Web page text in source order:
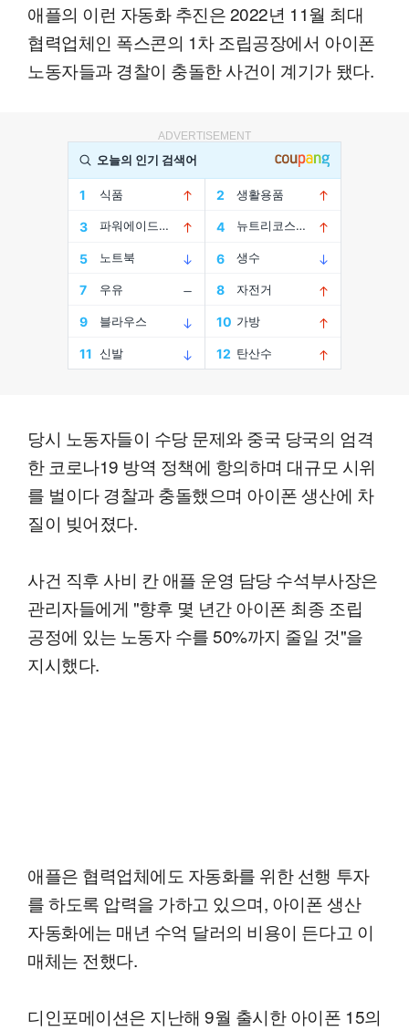
애플의 이런 자동화 추진은 2022년 11월 최대
협력업체인 폭스콘의 1차 조립공장에서 아이폰
노동자들과 경찰이 충돌한 사건이 계기가 됐다.
ADVERTISEMENT
당시 노동자들이 수당 문제와 중국 당국의 엄격
한 코로나19 방역 정책에 항의하며 대규모 시위
를 벌이다 경찰과 충돌했으며 아이폰 생산에 차
질이 빚어졌다.
사건 직후 사비 칸 애플 운영 담당 수석부사장은
관리자들에게 "향후 몇 년간 아이폰 최종 조립
공정에 있는 노동자 수를 50%까지 줄일 것"을
지시했다.
애플은 협력업체에도 자동화를 위한 선행 투자
를 하도록 압력을 가하고 있으며, 아이폰 생산
자동화에는 매년 수억 달러의 비용이 든다고 이
매체는 전했다.
디인포메이션은 지난해 9월 출시한 아이폰 15의